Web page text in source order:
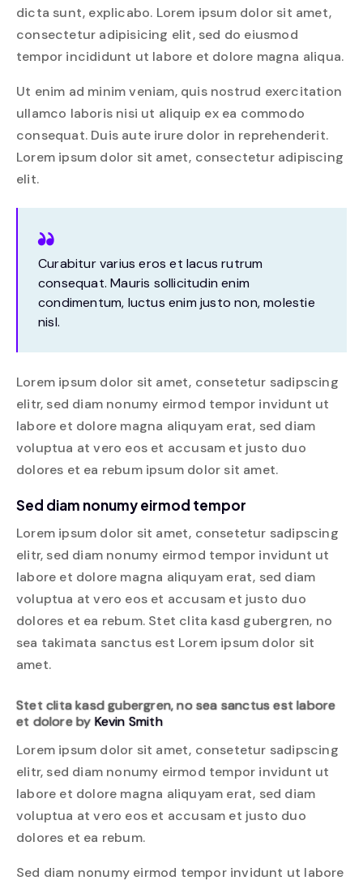
dicta sunt, explicabo. Lorem ipsum dolor sit amet,
consectetur adipisicing elit, sed do eiusmod
tempor incididunt ut labore et dolore magna aliqua.
Ut enim ad minim veniam, quis nostrud exercitation
ullamco laboris nisi ut aliquip ex ea commodo
consequat. Duis aute irure dolor in reprehenderit.
Lorem ipsum dolor sit amet, consectetur adipiscing
elit.
Curabitur varius eros et lacus rutrum
consequat. Mauris sollicitudin enim
condimentum, luctus enim justo non, molestie
nisl.
Lorem ipsum dolor sit amet, consetetur sadipscing
elitr, sed diam nonumy eirmod tempor invidunt ut
labore et dolore magna aliquyam erat, sed diam
voluptua at vero eos et accusam et justo duo
dolores et ea rebum ipsum dolor sit amet.
Sed diam nonumy eirmod tempor
Lorem ipsum dolor sit amet, consetetur sadipscing
elitr, sed diam nonumy eirmod tempor invidunt ut
labore et dolore magna aliquyam erat, sed diam
voluptua at vero eos et accusam et justo duo
dolores et ea rebum. Stet clita kasd gubergren, no
sea takimata sanctus est Lorem ipsum dolor sit
amet.
Stet clita kasd gubergren, no sea sanctus est labore
et dolore by Kevin Smith
Lorem ipsum dolor sit amet, consetetur sadipscing
elitr, sed diam nonumy eirmod tempor invidunt ut
labore et dolore magna aliquyam erat, sed diam
voluptua at vero eos et accusam et justo duo
dolores et ea rebum.
Sed diam nonumy eirmod tempor invidunt ut labore